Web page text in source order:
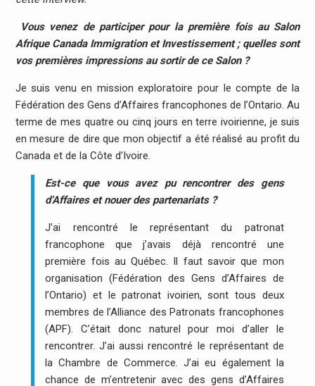
Vous venez de participer pour la première fois au Salon
Afrique Canada Immigration et Investissement ; quelles sont
vos premières impressions au sortir de ce Salon ?
Je suis venu en mission exploratoire pour le compte de la
Fédération des Gens d’Affaires francophones de l’Ontario. Au
terme de mes quatre ou cinq jours en terre ivoirienne, je suis
en mesure de dire que mon objectif a été réalisé au profit du
Canada et de la Côte d’Ivoire.
Est-ce que vous avez pu rencontrer des gens
d’Affaires et nouer des partenariats ?
J’ai rencontré le représentant du patronat
francophone que j’avais déjà rencontré une
première fois au Québec. Il faut savoir que mon
organisation (Fédération des Gens d’Affaires de
l’Ontario) et le patronat ivoirien, sont tous deux
membres de l’Alliance des Patronats francophones
(APF). C’était donc naturel pour moi d’aller le
rencontrer. J’ai aussi rencontré le représentant de
la Chambre de Commerce. J’ai eu également la
chance de m’entretenir avec des gens d’Affaires